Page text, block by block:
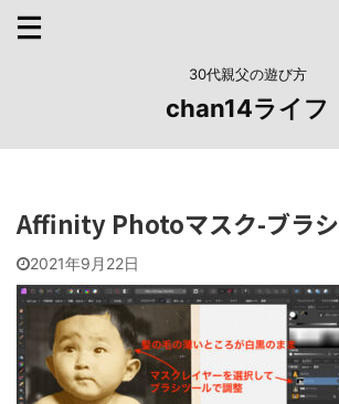
30代親父の遊び方
chan14ライフ
Affinity Photoマスク-ブラシ
2021年9月22日